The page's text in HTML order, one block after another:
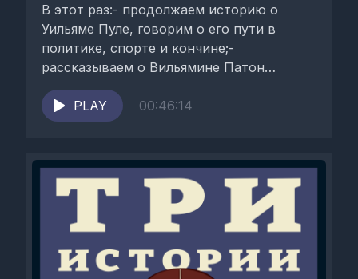
В этот раз:- продолжаем историю о
Уильяме Пуле, говорим о его пути в
политике, спорте и кончине;-
рассказываем о Вильямине Патон
Стивенс Флеминг, астрономе,...
PLAY
00:46:14